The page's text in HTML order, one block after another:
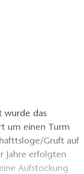
wurde das
um einen Turm
Gruft auf
Jahre erfolgten
Aufstockung